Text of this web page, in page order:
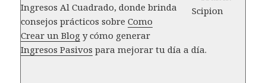
Ingresos Al Cuadrado, donde brinda
consejos prácticos sobreComo
Crear un Blog y cómo generar
Ingresos Pasivos para mejorar tu día a día.